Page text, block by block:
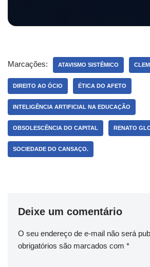
Marcações: ATAVISMO SISTÊMICO
DIREITO AO ÓCIO ÉTICA DO AFETO
INTELIGÊNCIA ARTIFICIAL NA EDUCAÇÃO
OBSOLESCÊNCIA DO CAPITAL RENATO
SOCIEDADE DO CANSAÇO.
Deixe um comentário
O seu endereço de e-mail não será
obrigatórios são marcados com *